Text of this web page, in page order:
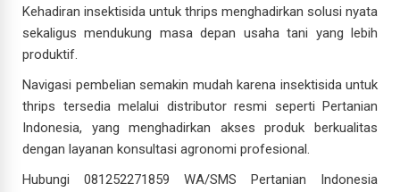
Kehadiran insektisida untuk thrips menghadirkan solusi nyata
sekaligus mendukung masa depan usaha tani yang lebih
produktif.
Navigasi pembelian semakin mudah karena insektisida untuk
thrips tersedia melalui distributor resmi seperti Pertanian
Indonesia, yang menghadirkan akses produk berkualitas
dengan layanan konsultasi agronomi profesional.
Hubungi 081252271859 WA/SMS Pertanian Indonesia